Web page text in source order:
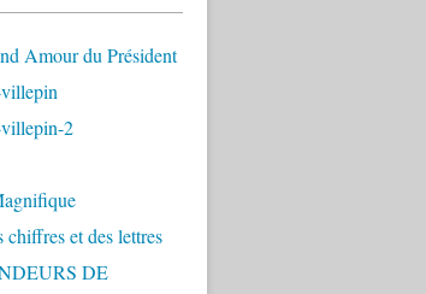
Amour du Président
2
et des lettres
DE